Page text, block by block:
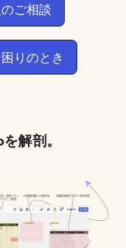
ご相談
りのとき
解剖。